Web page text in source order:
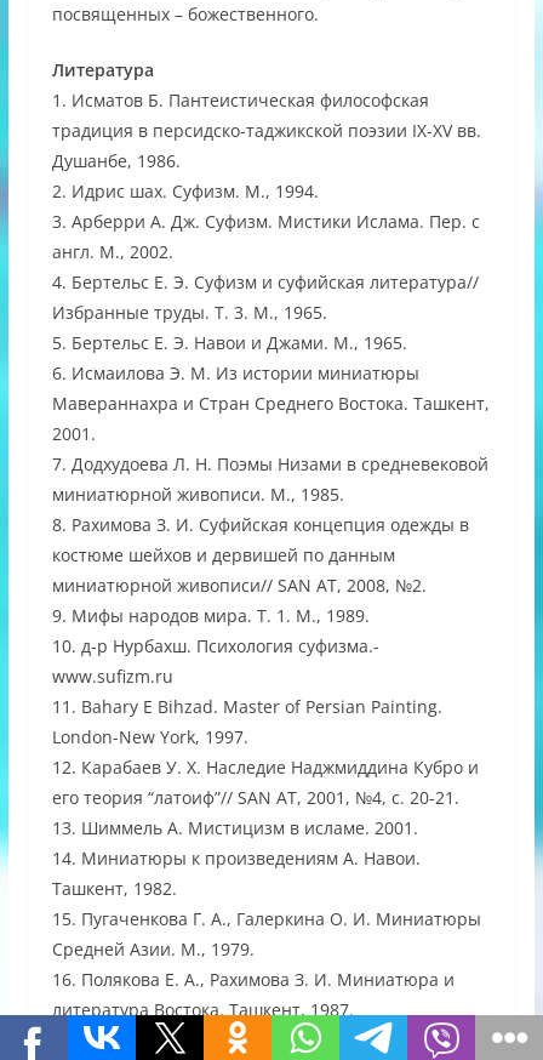
посвященных – божественного.
Литература
1. Исматов Б. Пантеистическая философская
традиция в персидско-таджикской поэзии IХ-ХV вв.
Душанбе, 1986.
2. Идрис шах. Суфизм. М., 1994.
3. Арберри А. Дж. Суфизм. Мистики Ислама. Пер. с
англ. М., 2002.
4. Бертельс Е. Э. Суфизм и суфийская литература//
Избранные труды. Т. 3. М., 1965.
5. Бертельс Е. Э. Навои и Джами. М., 1965.
6. Исмаилова Э. М. Из истории миниатюры
Мавераннахра и Стран Среднего Востока. Ташкент,
2001.
7. Додхудоева Л. Н. Поэмы Низами в средневековой
миниатюрной живописи. М., 1985.
8. Рахимова З. И. Суфийская концепция одежды в
костюме шейхов и дервишей по данным
миниатюрной живописи// SAN AT, 2008, №2.
9. Мифы народов мира. Т. 1. М., 1989.
10. д-р Нурбахш. Психология суфизма.-
www.sufizm.ru
11. Bahary E Bihzad. Master of Persian Painting.
London-New York, 1997.
12. Карабаев У. Х. Наследие Наджмиддина Кубро и
его теория “латоиф”// SAN AT, 2001, №4, с. 20-21.
13. Шиммель А. Мистицизм в исламе. 2001.
14. Миниатюры к произведениям А. Навои.
Ташкент, 1982.
15. Пугаченкова Г. А., Галеркина О. И. Миниатюры
Средней Азии. М., 1979.
16. Полякова Е. А., Рахимова З. И. Миниатюра и
литература Востока. Ташкент, 1987.
17. Шараф ад-дин Али Йезди. Зафар-наме. Под. ред